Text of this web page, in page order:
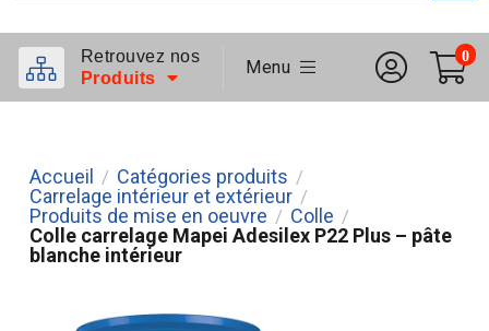
Retrouvez nos
Produits
Menu
0
Accueil / Catégories produits /
Carrelage intérieur et extérieur /
Produits de mise en oeuvre / Colle /
Colle carrelage Mapei Adesilex P22 Plus – pâte
blanche intérieur